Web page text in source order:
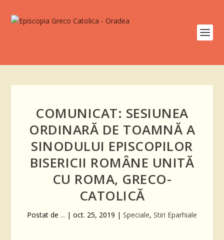
COMUNICAT: SESIUNEA
ORDINARĂ DE TOAMNĂ A
SINODULUI EPISCOPILOR
BISERICII ROMÂNE UNITĂ
CU ROMA, GRECO-
CATOLICĂ
Postat de ... | oct. 25, 2019 | Speciale, Stiri Eparhiale